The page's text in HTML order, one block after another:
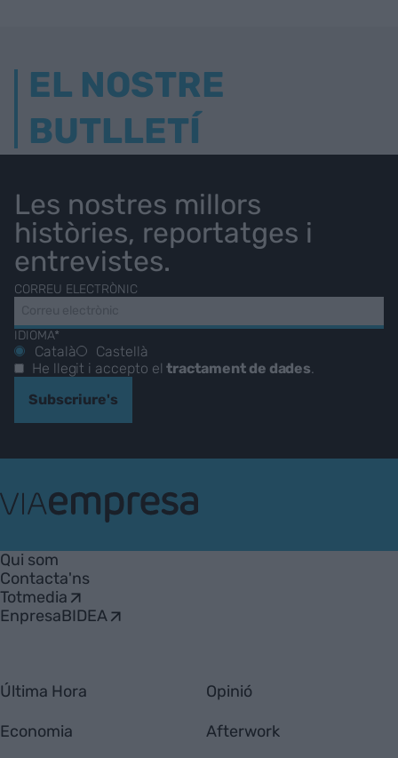
EL NOSTRE
BUTLLETÍ
Les nostres millors
històries, reportatges i
entrevistes.
CORREU ELECTRÒNIC
IDIOMA*
Català
Castellà
He llegit i accepto eltractament de dades.
Subscriure's
Empresa
Qui som
Contacta'ns
Totmedia
EnpresaBIDEA
Última Hora
Economia
Opinió
Afterwork